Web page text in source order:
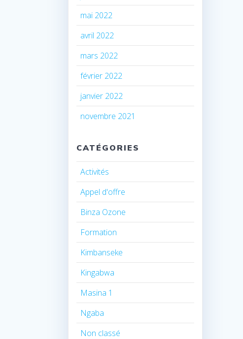
mai 2022
avril 2022
mars 2022
février 2022
janvier 2022
novembre 2021
CATÉGORIES
Activités
Appel d'offre
Binza Ozone
Formation
Kimbanseke
Kingabwa
Masina 1
Ngaba
Non classé